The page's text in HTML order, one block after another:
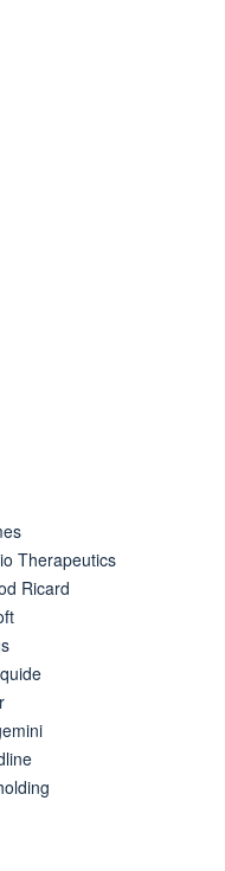
Therapeutics
Ricard